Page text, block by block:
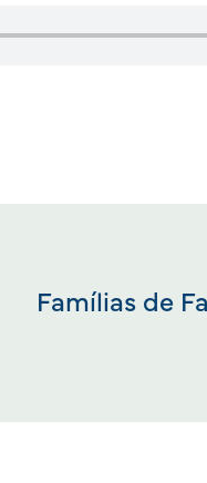
Famílias de